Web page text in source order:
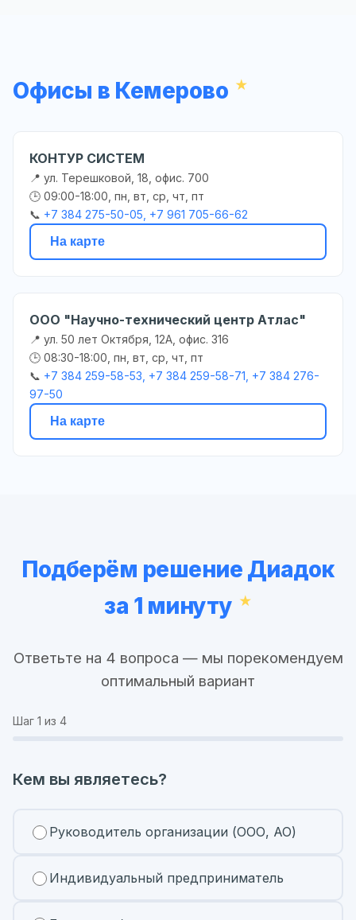
Офисы в Кемерово
КОНТУР СИСТЕМ
📍 ул. Терешковой, 18, офис. 700
🕒 09:00-18:00, пн, вт, ср, чт, пт
📞 +7 384 275-50-05, +7 961 705-66-62
На карте
ООО "Научно-технический центр Атлас"
📍 ул. 50 лет Октября, 12А, офис. 316
🕒 08:30-18:00, пн, вт, ср, чт, пт
📞 +7 384 259-58-53, +7 384 259-58-71, +7 384 276-
97-50
На карте
Подберём решение Диадок
за 1 минуту
Ответьте на 4 вопроса — мы порекомендуем
оптимальный вариант
Шаг 1 из 4
Кем вы являетесь?
Руководитель организации (ООО, АО)
Индивидуальный предприниматель